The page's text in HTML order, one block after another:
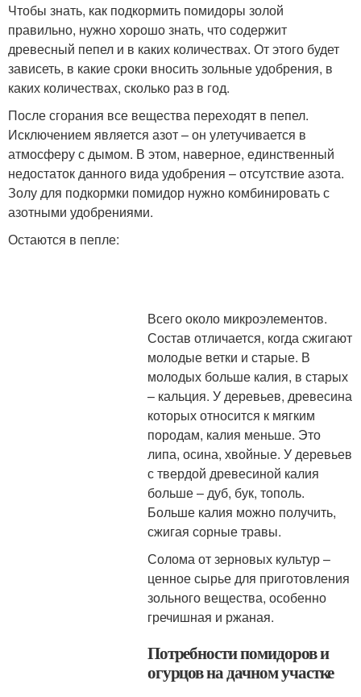
Чтобы знать, как подкормить помидоры золой
правильно, нужно хорошо знать, что содержит
древесный пепел и в каких количествах. От этого будет
зависеть, в какие сроки вносить зольные удобрения, в
каких количествах, сколько раз в год.
После сгорания все вещества переходят в пепел.
Исключением является азот – он улетучивается в
атмосферу с дымом. В этом, наверное, единственный
недостаток данного вида удобрения – отсутствие азота.
Золу для подкормки помидор нужно комбинировать с
азотными удобрениями.
Остаются в пепле:
Всего около микроэлементов.
Состав отличается, когда сжигают
молодые ветки и старые. В
молодых больше калия, в старых
– кальция. У деревьев, древесина
которых относится к мягким
породам, калия меньше. Это
липа, осина, хвойные. У деревьев
с твердой древесиной калия
больше – дуб, бук, тополь.
Больше калия можно получить,
сжигая сорные травы.
Солома от зерновых культур –
ценное сырье для приготовления
зольного вещества, особенно
гречишная и ржаная.
Потребности помидоров и
огурцов на дачном участке